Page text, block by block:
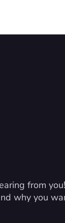
from
why you